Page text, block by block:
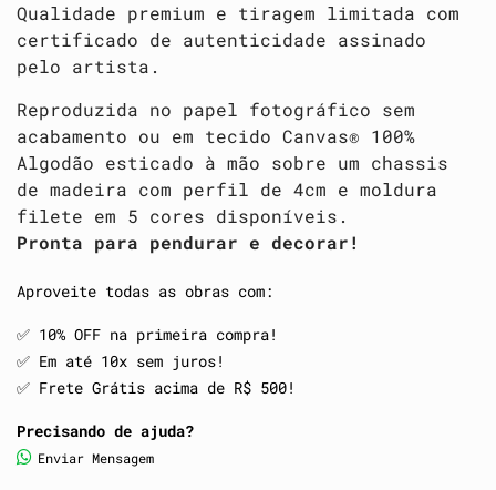
Qualidade premium e tiragem limitada com
certificado de autenticidade assinado
pelo artista.
Reproduzida no papel fotográfico sem
acabamento ou em tecido Canvas® 100%
Algodão esticado à mão sobre um chassis
de madeira com perfil de 4cm e moldura
filete em 5 cores disponíveis.
Pronta para pendurar e decorar!
Aproveite todas as obras com:
✅️ 10% OFF na primeira compra!
✅️ Em até 10x sem juros!
✅️ Frete Grátis acima de R$ 500!
Precisando de ajuda?
Enviar Mensagem